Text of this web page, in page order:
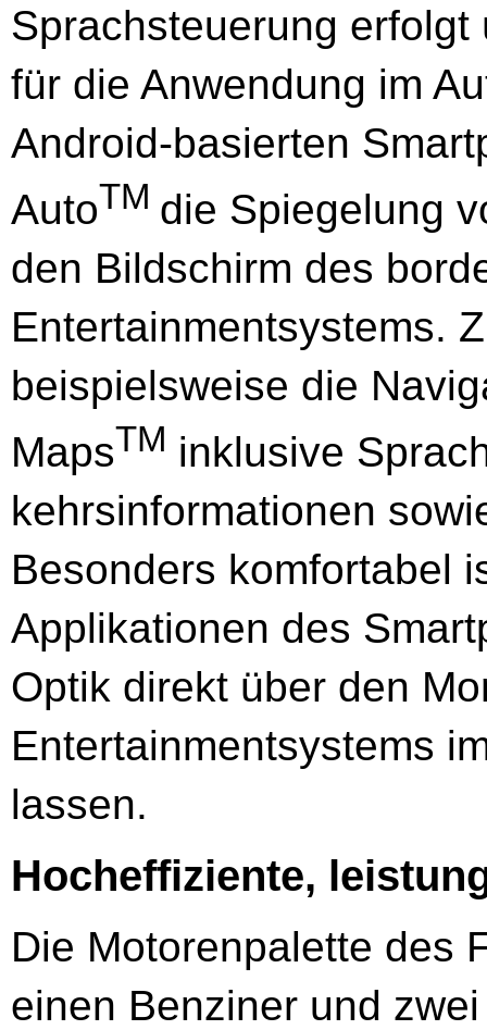
Sprachsteuerung
für die Anwendung im
Android-basierten
AutoTM die Spiegelung
den Bildschirm des
Entertainmentsystems.
beispielsweise die
MapsTM inklusive
kehrsinformationen
Besonders komfortabel
Applikationen des
Optik direkt über den
Entertainmentsystems
lassen.
Hocheffiziente,
Die Motorenpalette des
einen Benziner und